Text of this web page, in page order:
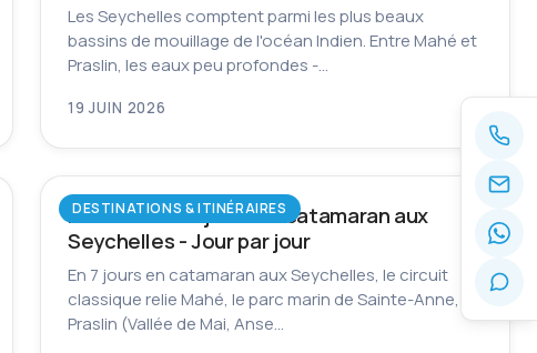
Les Seychelles comptent parmi les plus beaux
bassins de mouillage de l'océan Indien. Entre Mahé et
Praslin, les eaux peu profondes -…
19 JUIN 2026
DESTINATIONS & ITINÉRAIRES
Itinéraire de 7 jours en catamaran aux
Seychelles - Jour par jour
En 7 jours en catamaran aux Seychelles, le circuit
classique relie Mahé, le parc marin de Sainte-Anne,
Praslin (Vallée de Mai, Anse…